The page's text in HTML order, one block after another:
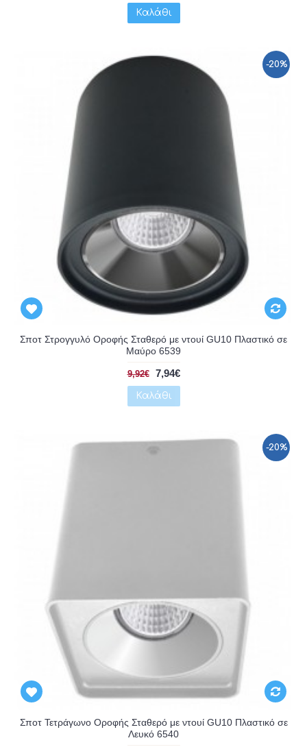
Καλάθι
-20%
Σποτ Στρογγυλό Οροφής Σταθερό με ντουί GU10 Πλαστικό σε
Μαύρο 6539
9,92€ 7,94€
Καλάθι
-20%
Σποτ Τετράγωνο Οροφής Σταθερό με ντουί GU10 Πλαστικό σε
Λευκό 6540